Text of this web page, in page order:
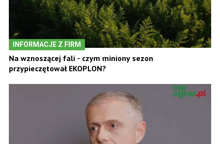
INFORMACJE Z FIRM
Na wznoszącej fali - czym miniony sezon
przypieczętował EKOPLON?